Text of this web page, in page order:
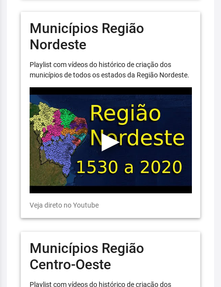
Municípios Região
Nordeste
Playlist com vídeos do histórico de criação dos
municípios de todos os estados da Região Nordeste.
Veja direto no Youtube
Municípios Região
Centro-Oeste
Playlist com vídeos do histórico de criação dos